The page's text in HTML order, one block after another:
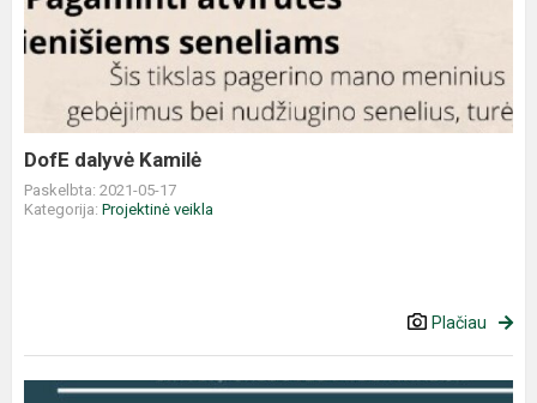
DofE dalyvė Kamilė
Paskelbta: 2021-05-17
Kategorija: Projektinė veikla
Plačiau